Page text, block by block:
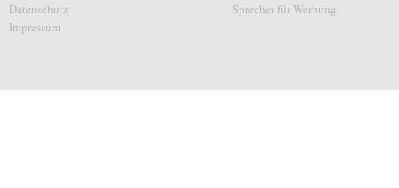
Datenschutz
Impressum
Sprecher für Werbung